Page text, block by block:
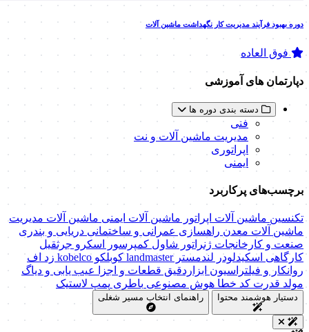
دوره بهبود فرآیند مدیریت کار نگهداشت ماشین آلات
فوق العاده
دپارتمان های آموزشی
دسته بندی دوره ها
فنی
مدیریت ماشین آلات و نت
اپراتوری
ایمنی
برچسب‌های پرکاربرد
تکنسین ماشین آلات اپراتور ماشین آلات ایمنی ماشین آلات مدیریت
ماشین آلات معدن راهسازی عمرانی و ساختمانی دریایی و بندری
صنعت و کارخانجات ژنراتور شاول کمپرسور اسکرو جرثقیل
کارگاهی اسکیدلودر لندمسترlandmaster کوبلکو kobelco زد اف
روانکار و فیلتراسیونابزاردقیق قطعات و اجزا
عیب یابی و دیاگ
مولد قدرت کد خطا هوش مصنوعی باطری پمپ لاستیک
دستیار هوشمند محتوا راهنمای انتخاب مسیر شغلی